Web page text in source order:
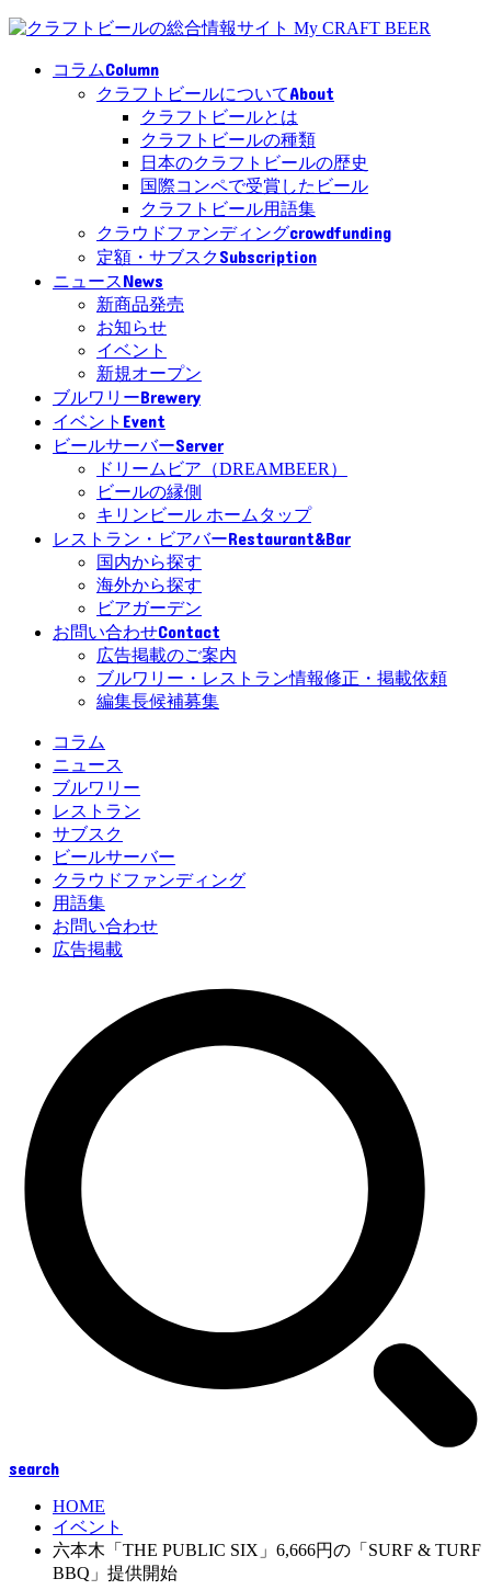
コラムColumn
クラフトビールについてAbout
クラフトビールとは
クラフトビールの種類
日本のクラフトビールの歴史
国際コンペで受賞したビール
クラフトビール用語集
クラウドファンディングcrowdfunding
定額・サブスクSubscription
ニュースNews
新商品発売
お知らせ
イベント
新規オープン
ブルワリーBrewery
イベント Event
ビールサーバーServer
ドリームビア（DREAMBEER）
ビールの縁側
キリンビール ホームタップ
レストラン・ビアバーRestaurant&Bar
国内から探す
海外から探す
ビアガーデン
お問い合わせContact
広告掲載のご案内
ブルワリー・レストラン情報修正・掲載依頼
編集長候補募集
コラム
ニュース
ブルワリー
レストラン
サブスク
ビールサーバー
クラウドファンディング
用語集
お問い合わせ
広告掲載
search
HOME
イベント
六本木「THE PUBLIC SIX」6,666円の「SURF & TURF
BBQ」提供開始